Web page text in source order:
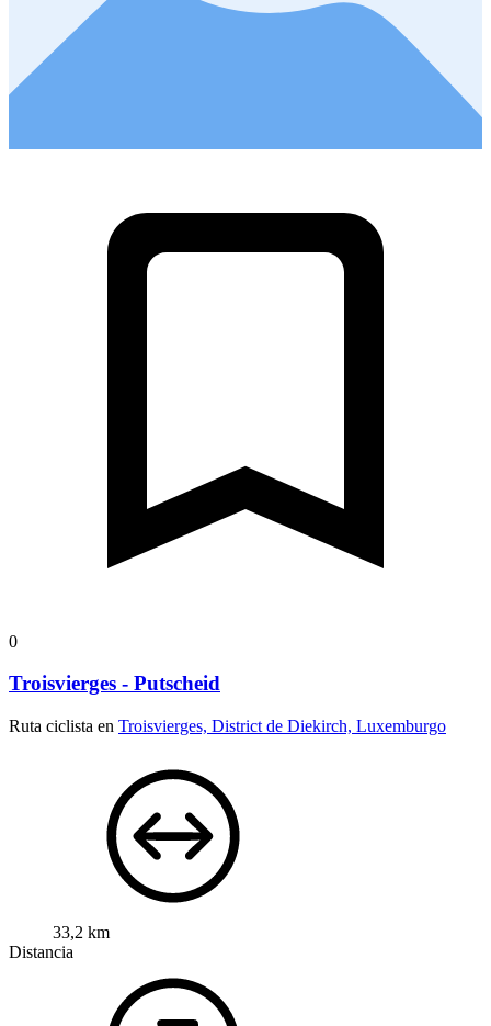
0
Troisvierges - Putscheid
Ruta ciclista en Troisvierges, District de Diekirch, Luxemburgo
33,2 km
Distancia